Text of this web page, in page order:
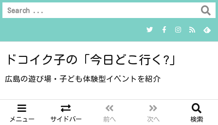
ドコイク子の「今日どこ行く?」
広島の遊び場・子ども体験型イベントを紹介
メニュー サイドバー 前へ 次へ 検索